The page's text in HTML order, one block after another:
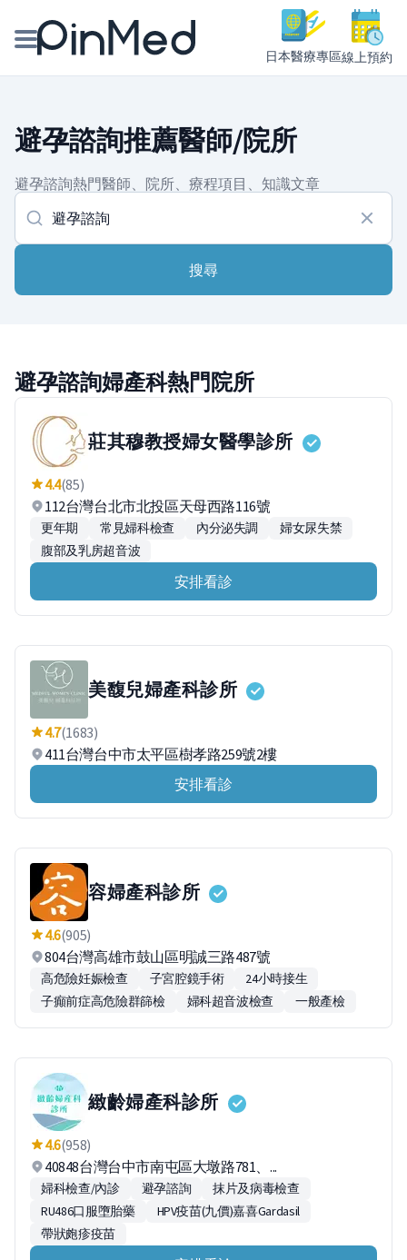
日本醫療專區線上預約
醫師專欄專訪
健康主題館
我是醫療人員
避孕諮詢推薦醫師/院所
避孕諮詢熱門醫師、院所、療程項目、知識文章
搜尋
避孕諮詢婦產科熱門院所
莊其穆教授婦女醫學診所
4.4(85)
112台灣台北市北投區天母西路116號
更年期 常見婦科檢查 內分泌失調
婦女尿失禁
腹部及乳房超音波
安排看診
美馥兒婦產科診所
4.7(1683)
411台灣台中市太平區樹孝路259號2樓
安排看診
容婦產科診所
4.6(905)
804台灣高雄市鼓山區明誠三路487號
高危險妊娠檢查 子宮腔鏡手術
24小時接生
子癲前症高危險群篩檢
婦科超音波檢查 一般產檢
緻齡婦產科診所
4.6(958)
40848台灣台中市南屯區大墩路781、...
婦科檢查/內診 避孕諮詢
抹片及病毒檢查
RU486口服墮胎藥
HPV疫苗(九價)嘉喜Gardasil
帶狀皰疹疫苗